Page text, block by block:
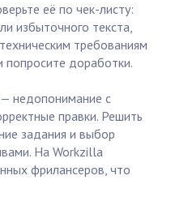
её по чек-листу:
избыточного текста,
требованиям
доработки.
недопонимание с
правки. Решить
задания и выбор
На Workzilla
фрилансеров, что